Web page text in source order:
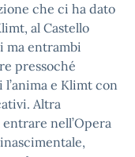
che ci ha dato
al Castello
ma entrambi
pressoché
e Klimt con
Altra
nell’Opera